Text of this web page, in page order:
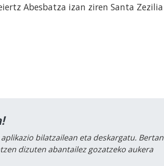
Abesbatza izan ziren Santa Zezilia
bilatzailean eta deskargatu. Bertan
dizuten abantailez gozatzeko aukera